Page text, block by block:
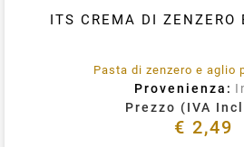
ITS CREMA DI ZENZERO
Pasta di zenzero e aglio
Provenienza:
Prezzo (IVA
€ 2,49